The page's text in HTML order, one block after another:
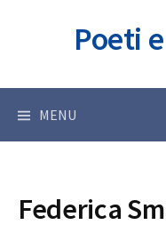
Poeti
MENU
Federica